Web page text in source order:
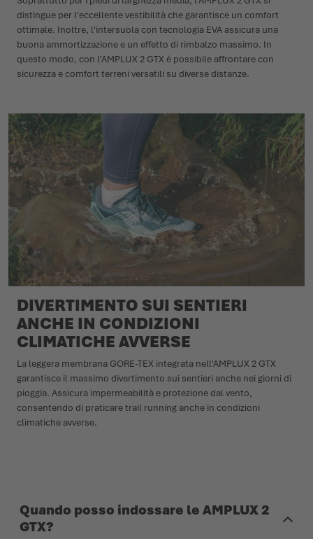
distingue per l'eccellente vestibilità che garantisce un comfort
ottimale. Inoltre, l'intersuola con tecnologia EVA assicura una
buona ammortizzazione e un effetto di rimbalzo massimo. In
questo modo, con l'AMPLUX 2 GTX è possibile affrontare con
sicurezza e comfort terreni versatili su diverse distanze.
DIVERTIMENTO SUI SENTIERI
ANCHE IN CONDIZIONI
CLIMATICHE AVVERSE
La leggera membrana GORE-TEX integrata nell'AMPLUX 2 GTX
garantisce il massimo divertimento sui sentieri anche nei giorni di
pioggia. Assicura impermeabilità e protezione dal vento,
consentendo di praticare trail running anche in condizioni
climatiche avverse.
Quando posso indossare le AMPLUX 2
GTX?